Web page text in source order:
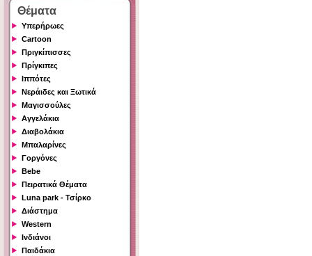
Θέματα
Υπερήρωες
Cartoon
Πριγκίπισσες
Πρίγκιπες
Ιππότες
Νεράιδες και Ξωτικά
Μαγισσούλες
Αγγελάκια
Διαβολάκια
Μπαλαρίνες
Γοργόνες
Bebe
Πειρατικά Θέματα
Luna park - Τσίρκο
Διάστημα
Western
Ινδιάνοι
Παιδάκια